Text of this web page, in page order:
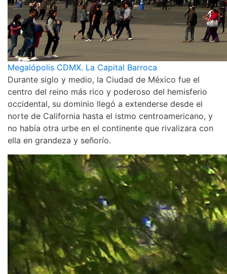
Megalópolis CDMX. La Capital Barroca
Durante siglo y medio, la Ciudad de México fue el
centro del reino más rico y poderoso del hemisferio
occidental, su dominio llegó a extenderse desde el
norte de California hasta el istmo centroamericano, y
no había otra urbe en el continente que rivalizara con
ella en grandeza y señorío.